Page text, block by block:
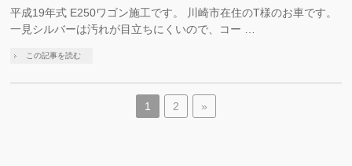
平成19年式 E250ワゴン施工です。 川崎市在住のT様のお車です。
一見シルバーは汚れが目立ちにくいので、コー …
この記事を読む
1 2 »